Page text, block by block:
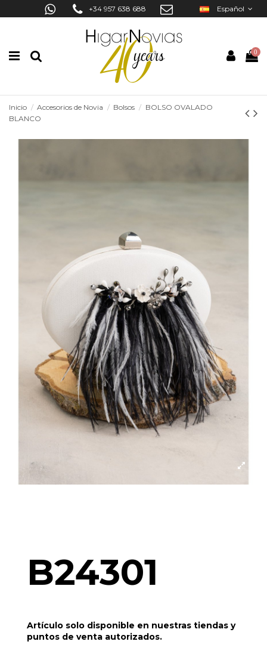
+34 957 638 688 Español
0
Inicio Accesorios de Novia Bolsos
BOLSO OVALADO
BLANCO
B24301
Artículo solo disponible en nuestras tiendas y
puntos de venta autorizados.